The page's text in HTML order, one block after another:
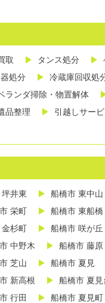
取 タンス処分
処分
冷蔵庫回収処
ランダ掃除・物置解体
品整理 引越しサービ
井東 船橋市 東中山
栄町 船橋市 東船橋
杉町 船橋市 咲が丘
中野木 船橋市 藤原
芝山 船橋市 夏見
新高根 船橋市 夏見
行田 船橋市 夏見町